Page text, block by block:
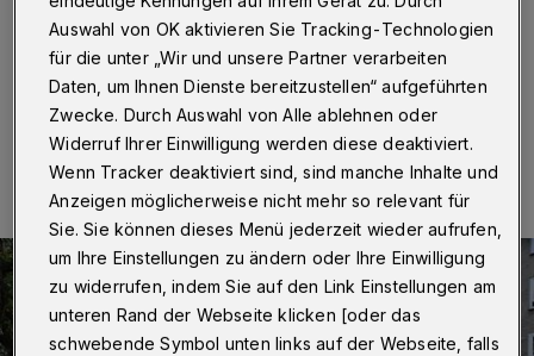
einer Explosion in einem Mehrfamilienhaus am
Sonntagmorgen (1. November 2020) gesperrt werden.
Auswahl von OK aktivieren Sie Tracking-Technologien
für die unter „Wir und unsere Partner verarbeiten
Daten, um Ihnen Dienste bereitzustellen“ aufgeführten
Zwecke. Durch Auswahl von Alle ablehnen oder
Widerruf Ihrer Einwilligung werden diese deaktiviert.
Wenn Tracker deaktiviert sind, sind manche Inhalte und
Anzeigen möglicherweise nicht mehr so relevant für
Sie. Sie können dieses Menü jederzeit wieder aufrufen,
um Ihre Einstellungen zu ändern oder Ihre Einwilligung
zu widerrufen, indem Sie auf den Link Einstellungen am
unteren Rand der Webseite klicken [oder das
schwebende Symbol unten links auf der Webseite, falls